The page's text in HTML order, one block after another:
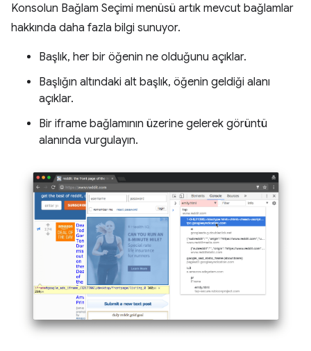
Konsolun Bağlam Seçimi menüsü artık mevcut bağlamlar
hakkında daha fazla bilgi sunuyor.
Başlık, her bir öğenin ne olduğunu açıklar.
Başlığın altındaki alt başlık, öğenin geldiği alanı
açıklar.
Bir iframe bağlamının üzerine gelerek görüntü
alanında vurgulayın.